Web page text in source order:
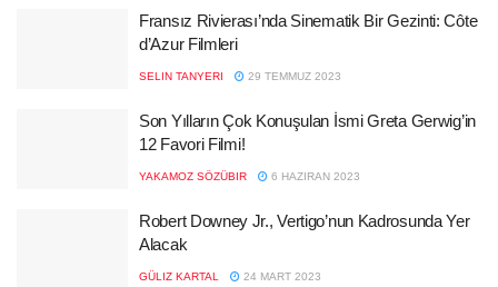
Fransız Rivierası’nda Sinematik Bir Gezinti: Côte
d’Azur Filmleri
SELIN TANYERI 29 TEMMUZ 2023
Son Yılların Çok Konuşulan İsmi Greta Gerwig’in
12 Favori Filmi!
YAKAMOZ SÖZÜBIR 6 HAZIRAN 2023
Robert Downey Jr., Vertigo’nun Kadrosunda Yer
Alacak
GÜLIZ KARTAL 24 MART 2023